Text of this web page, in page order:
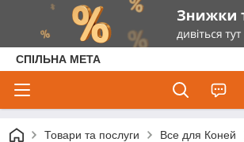
СПІЛЬНА МЕТА
Товари та послуги Все для Коней